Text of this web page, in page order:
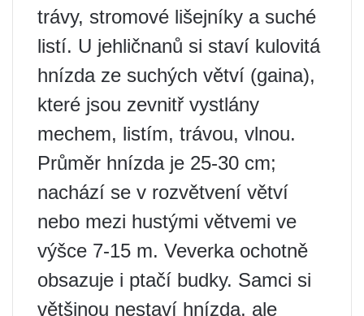
trávy, stromové lišejníky a suché
listí. U jehličnanů si staví kulovitá
hnízda ze suchých větví (gaina),
které jsou zevnitř vystlány
mechem, listím, trávou, vlnou.
Průměr hnízda je 25-30 cm;
nachází se v rozvětvení větví
nebo mezi hustými větvemi ve
výšce 7-15 m. Veverka ochotně
obsazuje i ptačí budky. Samci si
většinou nestaví hnízda, ale